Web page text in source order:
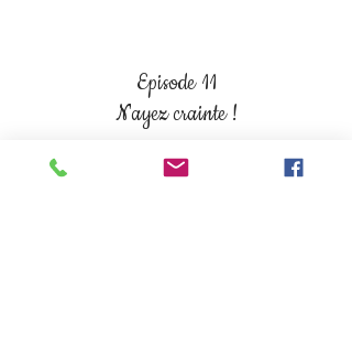
Episode 11
N'ayez crainte !